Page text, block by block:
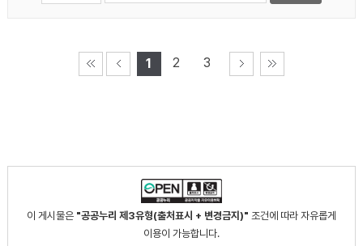
1 2 3
이 게시물은 "공공누리 제3유형(출처표시 + 변경금지)" 조건에 따라 자유롭게
이용이 가능합니다.